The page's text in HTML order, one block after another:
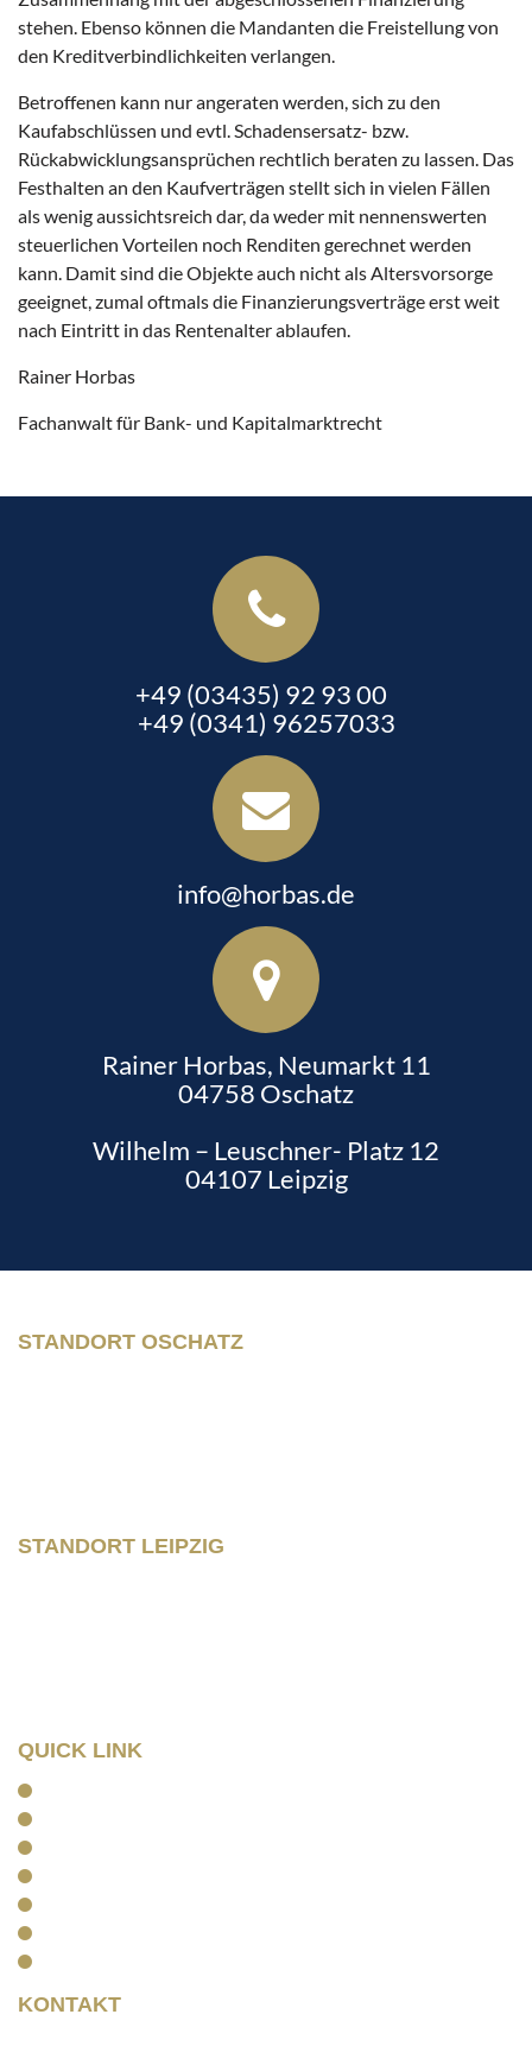
stehen. Ebenso können die Mandanten die Freistellung von
den Kreditverbindlichkeiten verlangen.
Betroffenen kann nur angeraten werden, sich zu den
Kaufabschlüssen und evtl. Schadensersatz- bzw.
Rückabwicklungsansprüchen rechtlich beraten zu lassen. Das
Festhalten an den Kaufverträgen stellt sich in vielen Fällen
als wenig aussichtsreich dar, da weder mit nennenswerten
steuerlichen Vorteilen noch Renditen gerechnet werden
kann. Damit sind die Objekte auch nicht als Altersvorsorge
geeignet, zumal oftmals die Finanzierungsverträge erst weit
nach Eintritt in das Rentenalter ablaufen.
Rainer Horbas
Fachanwalt für Bank- und Kapitalmarktrecht
+49 (03435) 92 93 00
+49 (0341) 96257033
info@horbas.de
Rainer Horbas, Neumarkt 11
04758 Oschatz
Wilhelm – Leuschner- Platz 12
04107 Leipzig
STANDORT OSCHATZ
STANDORT LEIPZIG
QUICK LINK
KONTAKT